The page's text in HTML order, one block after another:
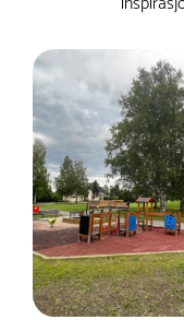
Serie
Raw Nature
Fundament
Robinia
Dimensjoner
Bredde :30 cm
Dybde :33 cm
Høyde :35 cm
Lengde :180 cm
Nettovekt
30 kg